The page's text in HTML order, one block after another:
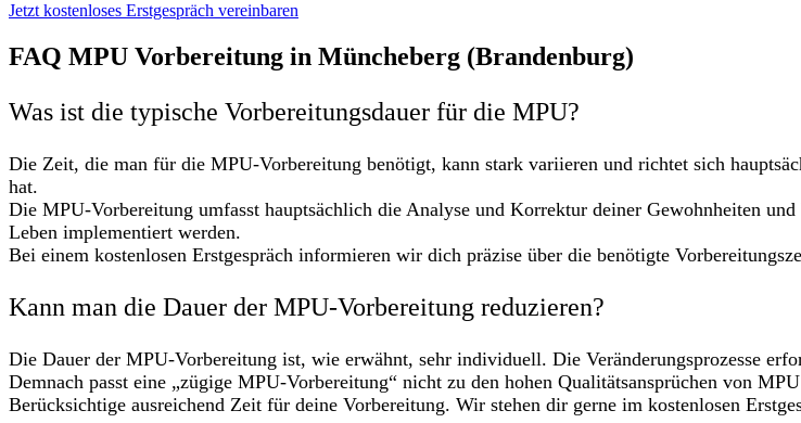
Jetzt kostenloses Erstgespräch vereinbaren
FAQ MPU Vorbereitung in Müncheberg (Brandenburg)
Was ist die typische Vorbereitungsdauer für die MPU?
Die Zeit, die man für die MPU-Vorbereitung benötigt, kann stark variieren und richtet sich
hat.
Die MPU-Vorbereitung umfasst hauptsächlich die Analyse und Korrektur deiner Gewohnheiten
Leben implementiert werden.
Bei einem kostenlosen Erstgespräch informieren wir dich präzise über die benötigte
Kann man die Dauer der MPU-Vorbereitung reduzieren?
Die Dauer der MPU-Vorbereitung ist, wie erwähnt, sehr individuell. Die Veränderungsprozesse
Demnach passt eine „zügige MPU-Vorbereitung“ nicht zu den hohen Qualitätsansprüchen von
Berücksichtige ausreichend Zeit für deine Vorbereitung. Wir stehen dir gerne im kostenlosen